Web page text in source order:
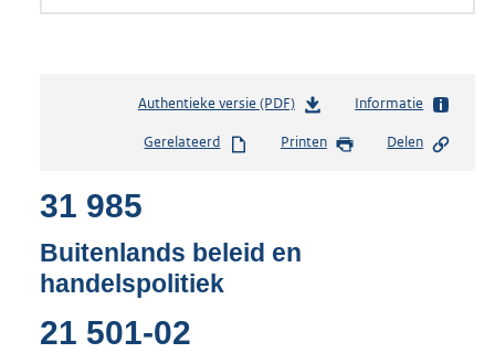
Authentieke versie (PDF)b
s
s
Informatie
Gerelateerd Printen Delen
31 985
Buitenlands beleid en
handelspolitiek
21 501-02